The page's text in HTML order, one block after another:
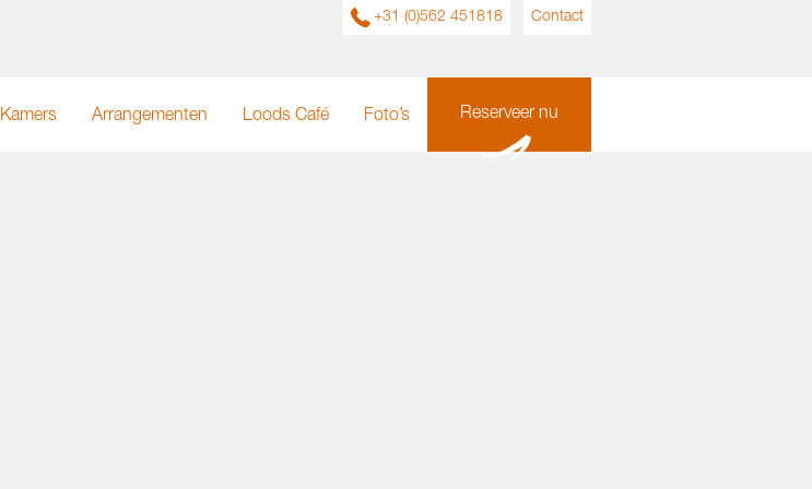
+31 (0)562 451818 Contact
Kamers Arrangementen Loods Café Foto’s Reserveer nu